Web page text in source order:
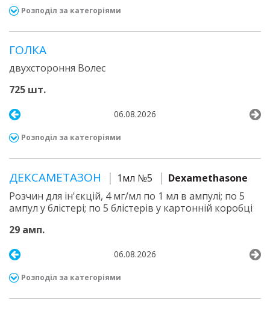
Розподіл за категоріями
ГОЛКА
двухстороння Волес
725 шт.
06.08.2026
Розподіл за категоріями
ДЕКСАМЕТАЗОН 1мл №5
Dexamethasone
Розчин для ін'єкцій, 4 мг/мл по 1 мл в ампулі; по 5
ампул у блістері; по 5 блістерів у картонній коробці
29 амп.
06.08.2026
Розподіл за категоріями